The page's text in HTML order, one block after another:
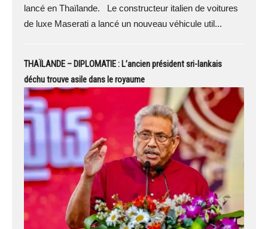
lancé en Thaïlande. Le constructeur italien de voitures
de luxe Maserati a lancé un nouveau véhicule util...
THAÏLANDE – DIPLOMATIE : L’ancien président sri-lankais
déchu trouve asile dans le royaume